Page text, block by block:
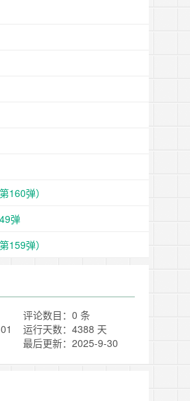
160弹）
弹
159弹）
评论数目：0 条
运行天数：4388 天
最后更新：2025-9-30